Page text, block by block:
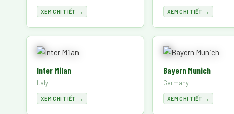
XEM CHI TIẾT → XEM CHI TIẾT →
Inter Milan
Italy
XEM CHI TIẾT →
Bayern Munich
Germany
XEM CHI TIẾT →